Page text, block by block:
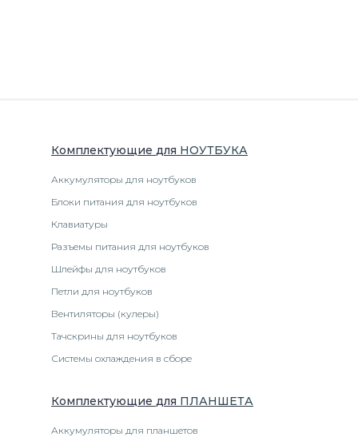
Комплектующие для НОУТБУКА
Аккумуляторы для ноутбуков
Блоки питания для ноутбуков
Клавиатуры
Разъемы питания для ноутбуков
Шлейфы для ноутбуков
Петли для ноутбуков
Вентиляторы (кулеры)
Тачскрины для ноутбуков
Системы охлаждения в сборе
Комплектующие для ПЛАНШЕТА
Аккумуляторы для планшетов